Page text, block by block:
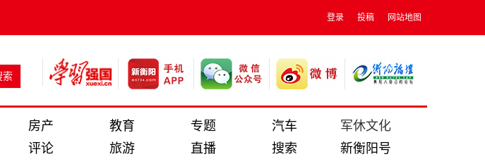
登录 投稿 网站地图
房产 教育 专题 汽车
军休文化
评论 旅游 直播 搜索 新衡阳号